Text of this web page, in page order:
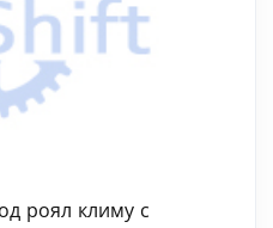
роял климу с